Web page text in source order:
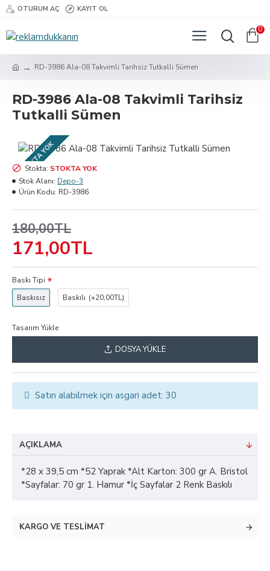
OTURUM AÇ KAYIT OL
0
RD-3986 Ala-08 Takvimli Tarihsiz Tutkalli Sümen
RD-3986 Ala-08 Takvimli Tarihsiz
Tutkalli Sümen
STOKTA YOK
171,00TL
180,00TL
Stokta: STOKTA YOK
Stok Alanı: Depo-3
Ürün Kodu: RD-3986
Baskı Tipi
Baskısız
Baskılı (+20,00TL)
Tasarım Yükle
DOSYA YÜKLE
Satın alabilmek için asgari adet: 30
AÇIKLAMA
*28 x 39,5 cm *52 Yaprak *Alt Karton: 300 gr A. Bristol
*Sayfalar: 70 gr 1. Hamur *İç Sayfalar 2 Renk Baskılı
KARGO VE TESLIMAT